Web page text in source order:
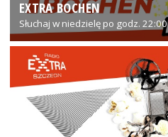
EXTRA BOCHEN
Słuchaj w niedzielę po godz. 22:00